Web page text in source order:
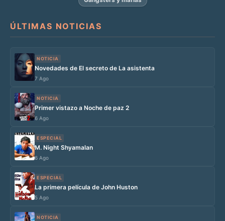
ÚLTIMAS NOTICIAS
NOTICIA
Novedades de El secreto de La asistenta
7 Ago
NOTICIA
Primer vistazo a Noche de paz 2
6 Ago
ESPECIAL
M. Night Shyamalan
6 Ago
ESPECIAL
La primera película de John Huston
5 Ago
NOTICIA